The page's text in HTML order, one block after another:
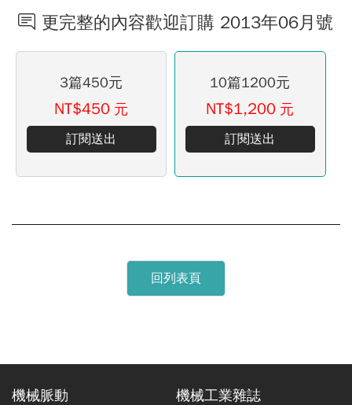
更完整的內容歡迎訂購 2013年06月號
3篇450元
NT$450 元
訂閱送出
10篇1200元
NT$1,200 元
訂閱送出
回列表頁
機械脈動 機械工業雜誌